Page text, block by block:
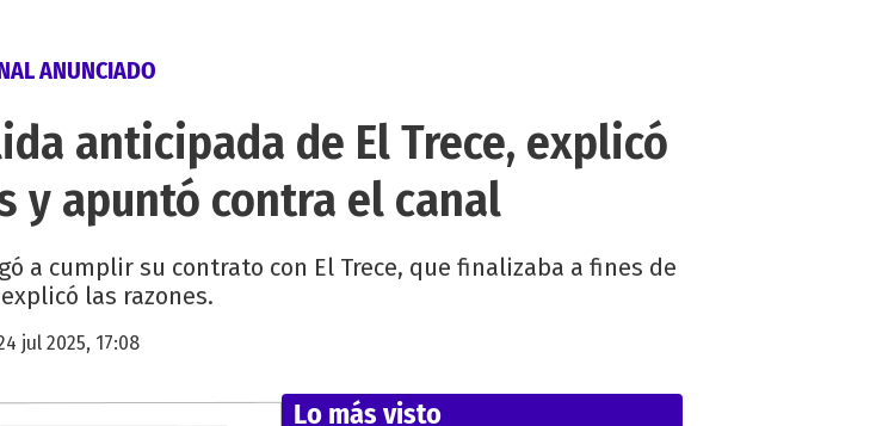
ANUNCIADO
anticipada de El Trece, explicó
y apuntó contra el canal
a cumplir su contrato con El Trece, que finalizaba a fines de
las razones.
jul 2025, 17:08
Lo más visto